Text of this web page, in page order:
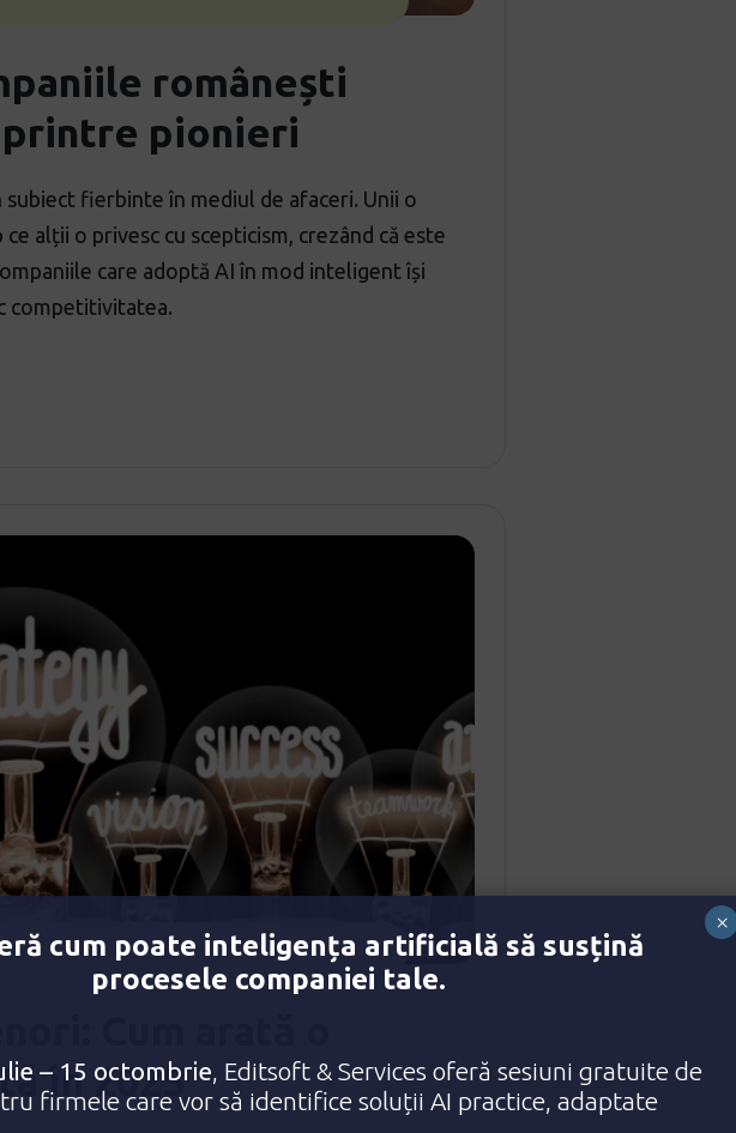
românești
pionieri
fierbinte în mediul de afaceri. Unii o
alții o privesc cu scepticism, crezând că este
care adoptă AI în mod inteligent își
competitivitatea.
Cum arată o
în 2025
cum poate inteligența artificială să susțină
procesele companiei tale.
– 15 octombrie, Editsoft & Services oferă sesiuni gratuite de
firmele care vor să identifice soluții AI practice, adaptate
×